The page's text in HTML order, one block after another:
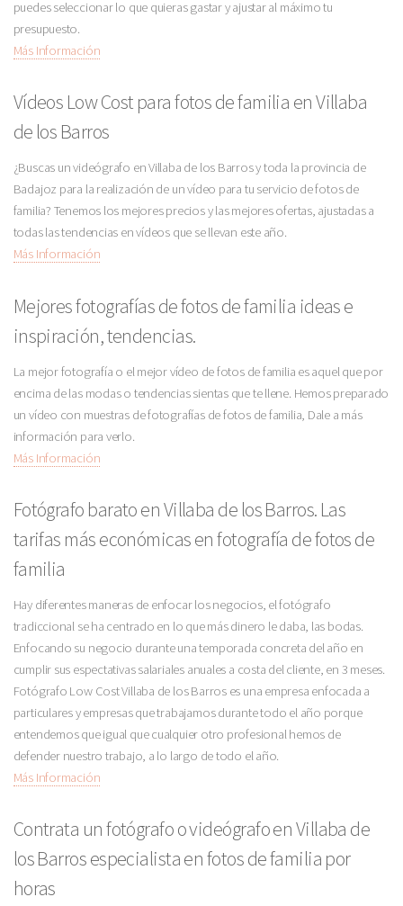
puedes seleccionar lo que quieras gastar y ajustar al máximo tu
presupuesto.
Más Información
Vídeos Low Cost para fotos de familia en Villaba
de los Barros
¿Buscas un videógrafo en Villaba de los Barros y toda la provincia de
Badajoz para la realización de un vídeo para tu servicio de fotos de
familia? Tenemos los mejores precios y las mejores ofertas, ajustadas a
todas las tendencias en vídeos que se llevan este año.
Más Información
Mejores fotografías de fotos de familia ideas e
inspiración, tendencias.
La mejor fotografía o el mejor vídeo de fotos de familia es aquel que por
encima de las modas o tendencias sientas que te llene. Hemos preparado
un vídeo con muestras de fotografías de fotos de familia, Dale a más
información para verlo.
Más Información
Fotógrafo barato en Villaba de los Barros. Las
tarifas más económicas en fotografía de fotos de
familia
Hay diferentes maneras de enfocar los negocios, el fotógrafo
tradiccional se ha centrado en lo que más dinero le daba, las bodas.
Enfocando su negocio durante una temporada concreta del año en
cumplir sus espectativas salariales anuales a costa del cliente, en 3 meses.
Fotógrafo Low Cost Villaba de los Barros es una empresa enfocada a
particulares y empresas que trabajamos durante todo el año porque
entendemos que igual que cualquier otro profesional hemos de
defender nuestro trabajo, a lo largo de todo el año.
Más Información
Contrata un fotógrafo o videógrafo en Villaba de
los Barros especialista en fotos de familia por
horas